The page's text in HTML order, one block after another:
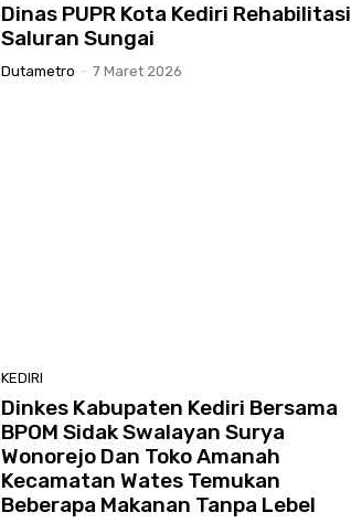
Dinas PUPR Kota Kediri Rehabilitasi
Saluran Sungai
Dutametro - 7 Maret 2026
KEDIRI
Dinkes Kabupaten Kediri Bersama
BPOM Sidak Swalayan Surya
Wonorejo Dan Toko Amanah
Kecamatan Wates Temukan
Beberapa Makanan Tanpa Lebel